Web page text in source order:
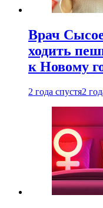
Врач
ходить
к Новому
2 года спустя2